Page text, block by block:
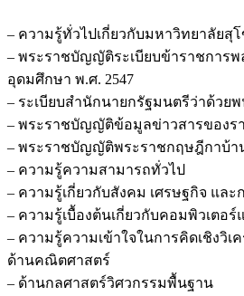
– ความรู้ทั่วไปเกี่ยวกับมหาวิทยาลัยสุ
– พระราชบัญญัติระเบียบข้าราชการพ
อุดมศึกษา พ.ศ. 2547
– ระเบียบสำนักนายกรัฐมนตรีว่าด้วย
– พระราชบัญญัติข้อมูลข่าวสารของรา
– พระราชบัญญัติพระราชกฤษฎีกาบ้าน
– ความรู้ความสามารถทั่วไป
– ความรู้เกี่ยวกับสังคม เศรษฐกิจ และ
– ความรู้เบื้องต้นเกี่ยวกับคอมพิวเตอ
– ความรู้ความเข้าใจในการคิดเชิงวิเ
ด้านคณิตศาสตร์
– ด้านกลศาสตร์วิศวกรรมพื้นฐาน